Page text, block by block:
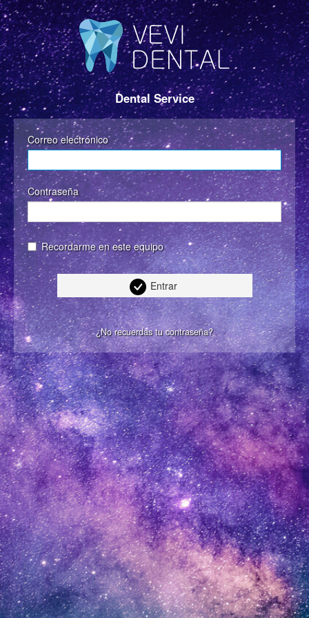
Dental Service
Correo electrónico
Contraseña
Recordarme en este equipo
Entrar
¿No recuerdas tu contraseña?